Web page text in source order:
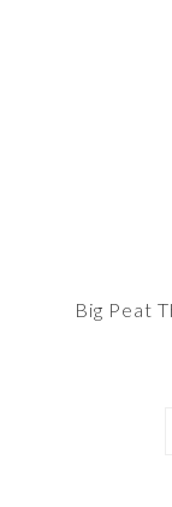
Big Peat